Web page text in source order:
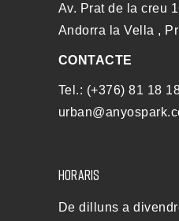
Av. Prat de la creu
Andorra la Vella ,
CONTACTE
Tel.: (+376) 81 18
HORARIS
De dilluns a